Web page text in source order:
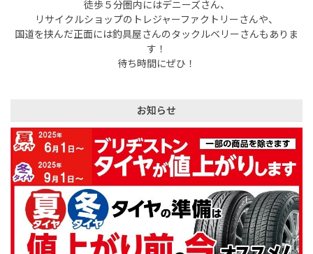
徒歩５分圏内にはデニーズさん、
リサイクルショップのトレジャーファクトリーさんや、
国道を挟んだ正面には釣具屋さんのタックルベリーさんもありま
す！
待ち時間にぜひ！
お知らせ